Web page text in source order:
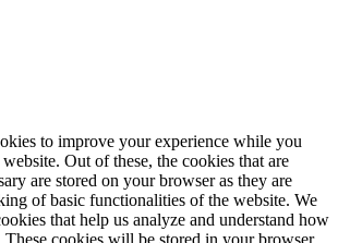
to improve your experience while you
Out of these, the cookies that are
are stored on your browser as they are
of basic functionalities of the website. We
that help us analyze and understand how
These cookies will be stored in your browser